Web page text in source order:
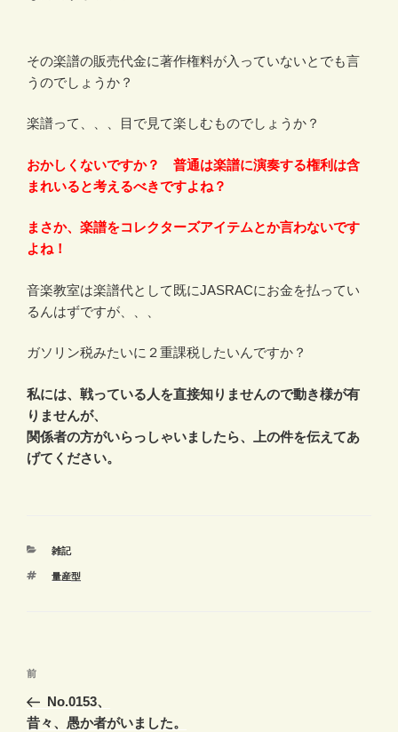
その楽譜の販売代金に著作権料が入っていないとでも言
うのでしょうか？
楽譜って、、、目で見て楽しむものでしょうか？
おかしくないですか？ 普通は楽譜に演奏する権利は含
まれいると考えるべきですよね？
まさか、楽譜をコレクターズアイテムとか言わないです
よね！
音楽教室は楽譜代として既にJASRACにお金を払ってい
るんはずですが、、、
ガソリン税みたいに２重課税したいんですか？
私には、戦っている人を直接知りませんので動き様が有
りませんが、
関係者の方がいらっしゃいましたら、上の件を伝えてあ
げてください。
カ
ゴ
雑記
タ
量産型
投
ナ
前
の
投
前
No.0153、
昔々、愚か者がいました。